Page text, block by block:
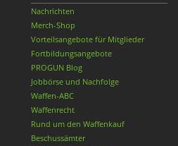
Nachrichten
Merch-Shop
Vorteilsangebote für Mitglieder
Fortbildungsangebote
PROGUN Blog
Jobbörse und Nachfolge
Waffen-ABC
Waffenrecht
Rund um den Waffenkauf
Beschussämter